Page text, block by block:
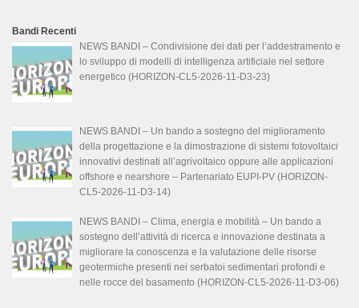
Bandi Recenti
NEWS BANDI – Condivisione dei dati per l’addestramento e
lo sviluppo di modelli di intelligenza artificiale nel settore
energetico (HORIZON-CL5-2026-11-D3-23)
NEWS BANDI – Un bando a sostegno del miglioramento
della progettazione e la dimostrazione di sistemi fotovoltaici
innovativi destinati all’agrivoltaico oppure alle applicazioni
offshore e nearshore – Partenariato EUPI-PV (HORIZON-
CL5-2026-11-D3-14)
NEWS BANDI – Clima, energia e mobilità – Un bando a
sostegno dell’attività di ricerca e innovazione destinata a
migliorare la conoscenza e la valutazione delle risorse
geotermiche presenti nei serbatoi sedimentari profondi e
nelle rocce del basamento (HORIZON-CL5-2026-11-D3-06)